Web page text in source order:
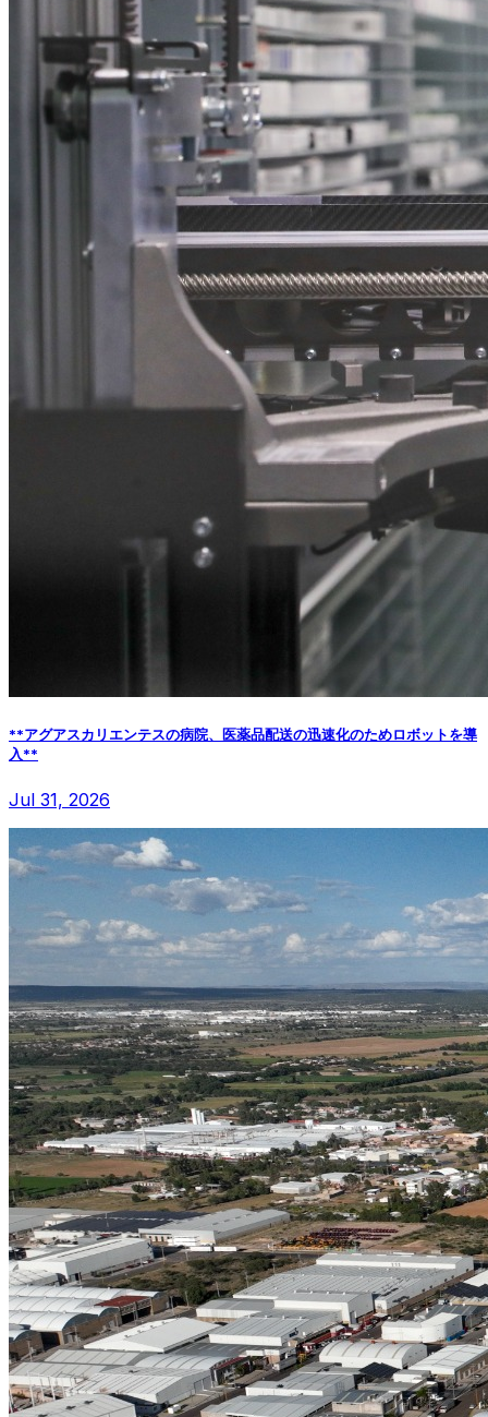
**アグアスカリエンテスの病院、医薬品配送の迅速化のためロボットを導
入**
Jul 31, 2026